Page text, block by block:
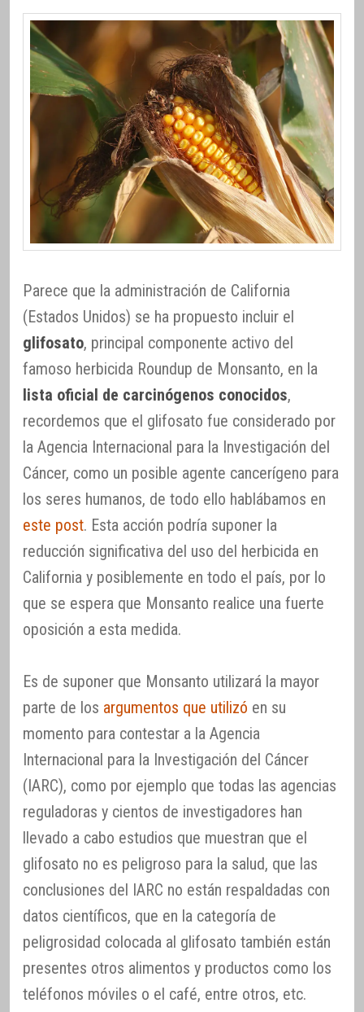
Parece que la administración de California
(Estados Unidos) se ha propuesto incluir el
glifosato, principal componente activo del
famoso herbicida Roundup de Monsanto, en la
lista oficial de carcinógenos conocidos,
recordemos que el glifosato fue considerado por
la Agencia Internacional para la Investigación del
Cáncer, como un posible agente cancerígeno para
los seres humanos, de todo ello hablábamos en
este post. Esta acción podría suponer la
reducción significativa del uso del herbicida en
California y posiblemente en todo el país, por lo
que se espera que Monsanto realice una fuerte
oposición a esta medida.
Es de suponer que Monsanto utilizará la mayor
parte de los argumentos que utilizó en su
momento para contestar a la Agencia
Internacional para la Investigación del Cáncer
(IARC), como por ejemplo que todas las agencias
reguladoras y cientos de investigadores han
llevado a cabo estudios que muestran que el
glifosato no es peligroso para la salud, que las
conclusiones del IARC no están respaldadas con
datos científicos, que en la categoría de
peligrosidad colocada al glifosato también están
presentes otros alimentos y productos como los
teléfonos móviles o el café, entre otros, etc.